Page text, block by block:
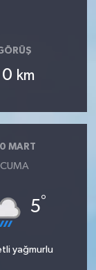
km
MART
CUMA
5°
yağmurlu